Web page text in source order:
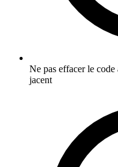
Ne pas effacer le
jacent